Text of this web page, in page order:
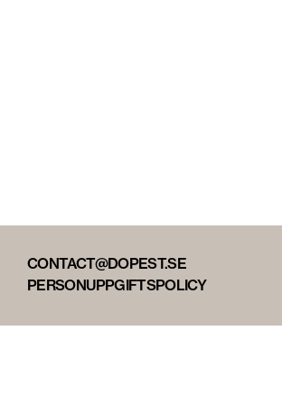
CONTACT@DOPEST.SE
PERSONUPPGIFTSPOLICY